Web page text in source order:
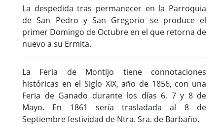
La despedida tras permanecer en la Parroquia
de San Pedro y San Gregorio se produce el
primer Domingo de Octubre en el que retorna de
nuevo a su Ermita.
La Feria de Montijo tiene connotaciones
históricas en el Siglo XIX, año de 1856, con una
Feria de Ganado durante los días 6, 7 y 8 de
Mayo. En 1861 sería trasladada al 8 de
Septiembre festividad de Ntra. Sra. de Barbaño.